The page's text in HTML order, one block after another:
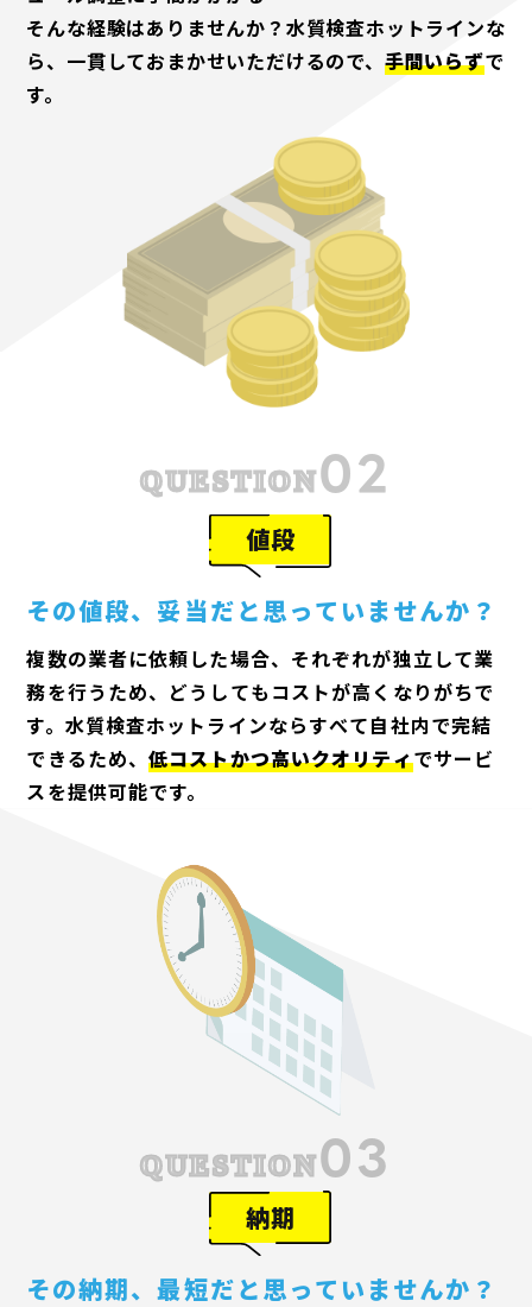
そんな経験はありませんか？水質検査ホットラインな
ら、一貫しておまかせいただけるので、 手間いらずで
す。
QUESTION02
値段
その値段、 妥当だと思っていませんか ？
複数の業者に依頼した場合、それぞれが独立して業
務を行うため、どうしてもコストが高くなりがちで
す。水質検査ホットラインならすべて自社内で完結
できるため、低コストかつ高いクオリティでサービ
スを提供可能です。
QUESTION03
納期
その納期、最短だと思っていませんか ？